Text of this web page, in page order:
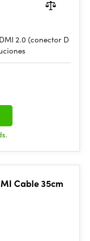
2.0 (conector D
Cable 35cm